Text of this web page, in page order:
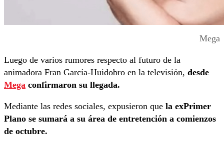
Mega
Luego de varios rumores respecto al futuro de la
animadora Fran García-Huidobro en la televisión, desde
Mega confirmaron su llegada.
Mediante las redes sociales, expusieron que la exPrimer
Plano se sumará a su área de entretención a comienzos
de octubre.